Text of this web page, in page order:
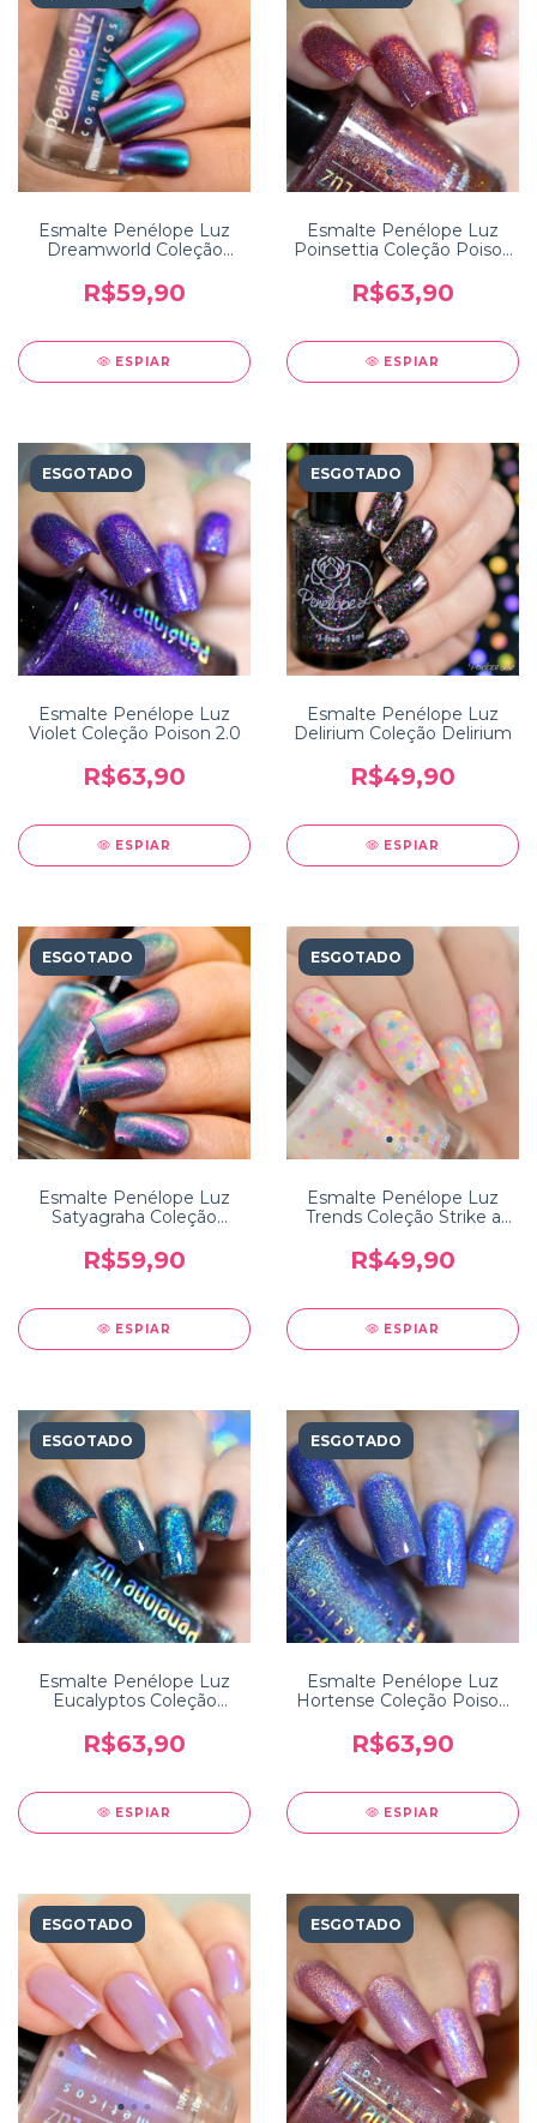
Esmalte Penélope Luz
Dreamworld Coleção
R$59,90
ESPIAR
Esmalte Penélope Luz
Poinsettia Coleção Poison
R$63,90
ESPIAR
ESGOTADO
Esmalte Penélope Luz
Violet Coleção Poison 2.0
R$63,90
ESPIAR
ESGOTADO
Esmalte Penélope Luz
Delirium Coleção Delirium
R$49,90
ESPIAR
ESGOTADO
Esmalte Penélope Luz
Satyagraha Coleção
R$59,90
ESPIAR
ESGOTADO
Esmalte Penélope Luz
Trends Coleção Strike a
R$49,90
ESPIAR
ESGOTADO
Esmalte Penélope Luz
Eucalyptos Coleção
R$63,90
ESPIAR
ESGOTADO
Esmalte Penélope Luz
Hortense Coleção Poison
R$63,90
ESPIAR
ESGOTADO ESGOTADO